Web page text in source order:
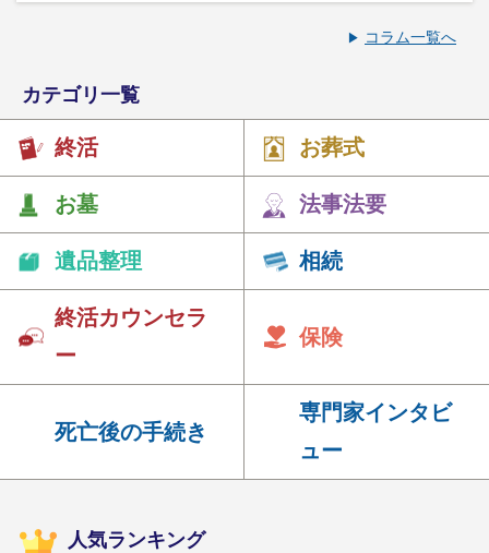
コラム一覧へ
カテゴリ一覧
終活 お葬式
お墓 法事法要
遺品整理 相続
終活カウンセラ
ー
保険
死亡後の手続き
専門家インタビ
ュー
人気ランキング